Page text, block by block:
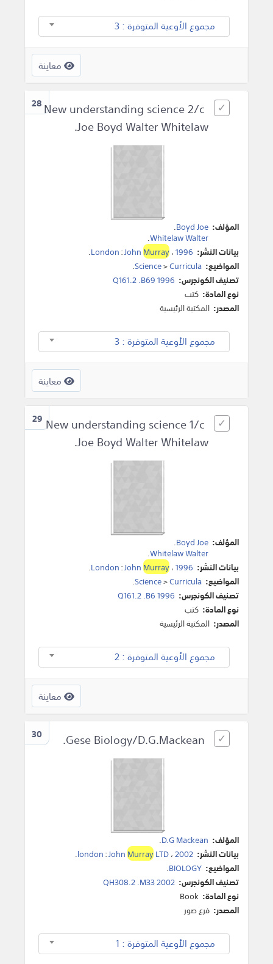
مجموع الأوعية المتوفرة : 3
معاينة
28New understanding science 2/c
Joe Boyd Walter Whitelaw.
المؤلف: Boyd Joe
.
Whitelaw Walter
.
بيانات النشر:
London:JohnMurray،1996
.
المواضيع:
Science>Curricula
.
تصنيف الكونجرس: Q161.2 .B69 1996
نوع المادة: كتب
المصدر: المكتبة الرئيسية
مجموع الأوعية المتوفرة : 3
معاينة
29 New understanding science 1/c
Joe Boyd Walter Whitelaw.
المؤلف: Boyd Joe
.
Whitelaw Walter
.
بيانات النشر:
London:JohnMurray،1996
.
المواضيع:
Science>Curricula
.
تصنيف الكونجرس: Q161.2 .B6 1996
نوع المادة: كتب
المصدر: المكتبة الرئيسية
مجموع الأوعية المتوفرة : 2
معاينة
30
المؤلف: D.G Mackean
.
بيانات النشر:
london:JohnMurrayLTD،2002
.
المواضيع: BIOLOGY
.
تصنيف الكونجرس: QH308.2 .M33 2002
نوع المادة: Book
المصدر: فرع صور
مجموع الأوعية المتوفرة : 1